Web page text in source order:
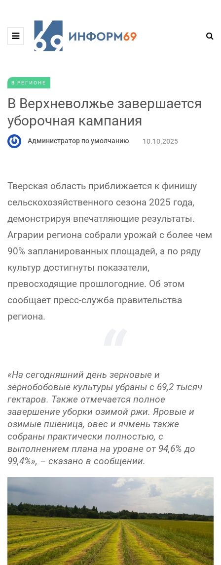
В РЕГИОНЕ
В Верхневолжье завершается
уборочная кампания
Администратор по умолчанию 10.10.2025
Тверская область приближается к финишу
сельскохозяйственного сезона 2025 года,
демонстрируя впечатляющие результаты.
Аграрии региона собрали урожай с более чем
90% запланированных площадей, а по ряду
культур достигнуты показатели,
превосходящие прошлогодние. Об этом
сообщает пресс-служба правительства
региона.
«На сегодняшний день зерновые и
зернобобовые культуры убраны с 69,2 тысяч
гектаров. Также отмечается полное
завершение уборки озимой ржи. Яровые и
озимые пшеница, овес и ячмень также
собраны практически полностью, с
выполнением плана на уровне от 94,6% до
99,4%», – сказано в сообщении.